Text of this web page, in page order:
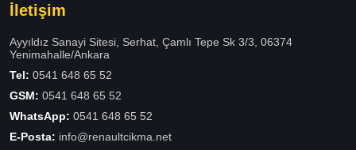
İletişim
Ayyıldız Sanayi Sitesi, Serhat, Çamlı Tepe Sk 3/3, 06374
Yenimahalle/Ankara
Tel: 0541 648 65 52
GSM: 0541 648 65 52
WhatsApp: 0541 648 65 52
E-Posta: info@renaultcikma.net